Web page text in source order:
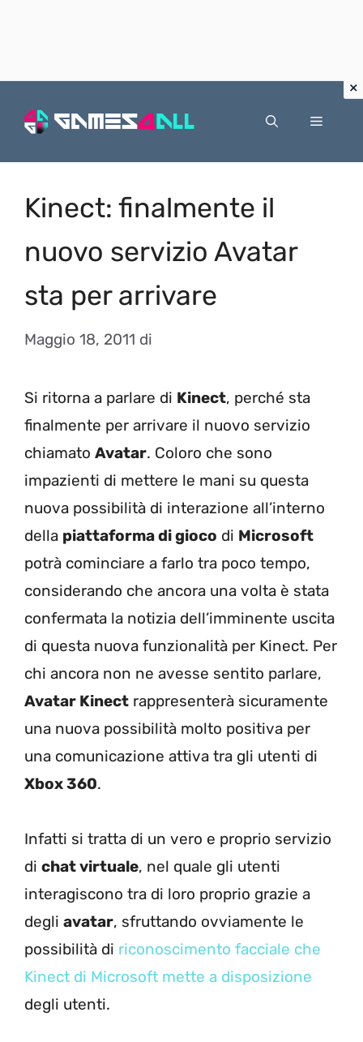
Menu
Kinect: finalmente il
nuovo servizio Avatar
sta per arrivare
Maggio 18, 2011 di
Si ritorna a parlare di Kinect, perché sta
finalmente per arrivare il nuovo servizio
chiamato Avatar. Coloro che sono
impazienti di mettere le mani su questa
nuova possibilità di interazione all’interno
della piattaforma di gioco di Microsoft
potrà cominciare a farlo tra poco tempo,
considerando che ancora una volta è stata
confermata la notizia dell’imminente uscita
di questa nuova funzionalità per Kinect. Per
chi ancora non ne avesse sentito parlare,
Avatar Kinect rappresenterà sicuramente
una nuova possibilità molto positiva per
una comunicazione attiva tra gli utenti di
Xbox 360.
Infatti si tratta di un vero e proprio servizio
di chat virtuale, nel quale gli utenti
interagiscono tra di loro proprio grazie a
degli avatar, sfruttando ovviamente le
possibilità di riconoscimento facciale che
Kinect di Microsoft mette a disposizione
degli utenti.